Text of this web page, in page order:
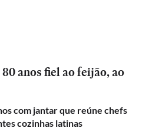
anos fiel ao feijão, ao
com jantar que reúne chefs
cozinhas latinas